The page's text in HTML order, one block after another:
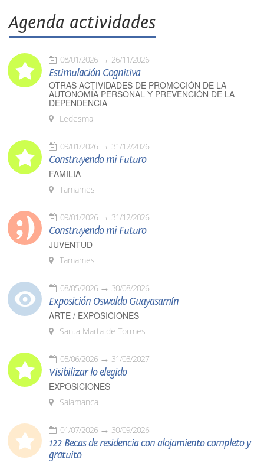
Agenda actividades
08/01/2026 26/11/2026
Estimulación Cognitiva
OTRAS ACTIVIDADES DE PROMOCIÓN DE LA
AUTONOMÍA PERSONAL Y PREVENCIÓN DE LA
DEPENDENCIA
Ledesma
09/01/2026 31/12/2026
Construyendo mi Futuro
FAMILIA
Tamames
09/01/2026 31/12/2026
Construyendo mi Futuro
JUVENTUD
Tamames
08/05/2026 30/08/2026
Exposición Oswaldo Guayasamín
ARTE / EXPOSICIONES
Santa Marta de Tormes
05/06/2026 31/03/2027
Visibilizar lo elegido
EXPOSICIONES
Salamanca
01/07/2026 30/09/2026
122 Becas de residencia con alojamiento completo y
gratuito